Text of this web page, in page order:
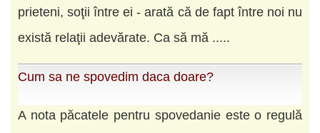
prieteni, soţii între ei - arată că de fapt între noi nu
există relaţii adevărate. Ca să mă .....
Cum sa ne spovedim daca doare?
A nota păcatele pentru spovedanie este o regulă